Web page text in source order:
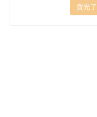
賣光了